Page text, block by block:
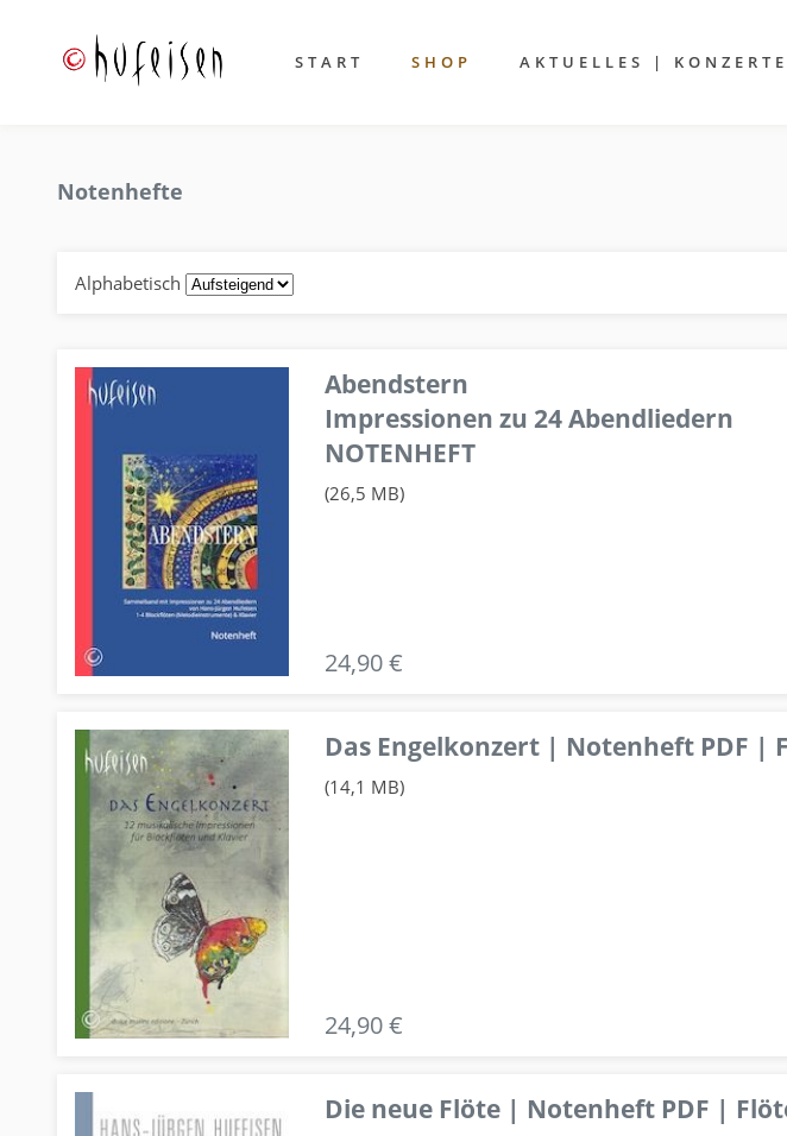
START SHOP AKTUELLES | KONZERTE
Notenhefte
Alphabetisch
Abendstern
Impressionen zu 24 Abendliedern
NOTENHEFT
(26,5 MB)
24,90 €
Das Engelkonzert | Notenheft PDF |
(14,1 MB)
24,90 €
Die neue Flöte | Notenheft PDF |